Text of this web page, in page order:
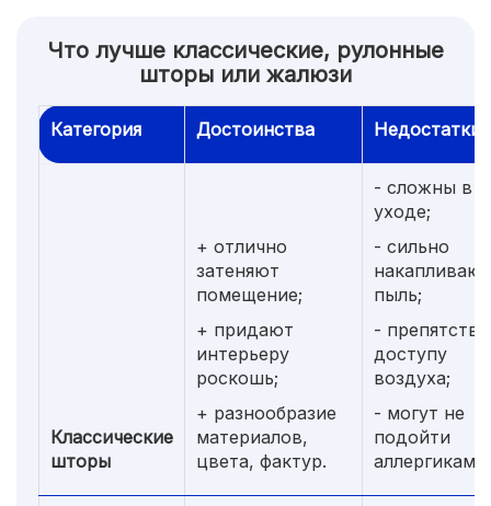
Что лучше классические, рулонные
шторы или жалюзи
Категория Достоинства Недостатки
Классические
шторы
+ отлично
затеняют
помещение;
+ придают
интерьеру
роскошь;
+ разнообразие
материалов,
цвета, фактур.
- сложны в
уходе;
- сильно
накапливают
пыль;
-
доступу
воздуха;
- могут не
подойти
аллергикам